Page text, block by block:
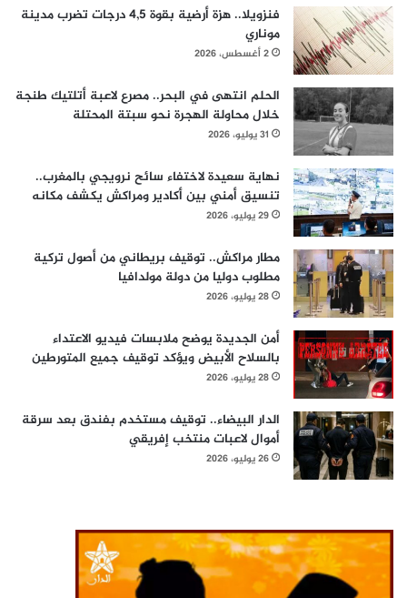
فنزويلا.. هزة أرضية بقوة 4,5 درجات تضرب مدينة
موناري
2 أغسطس، 2026
الحلم انتهى في البحر.. مصرع لاعبة أتلتيك طنجة
خلال محاولة الهجرة نحو سبتة المحتلة
31 يوليو، 2026
نهاية سعيدة لاختفاء سائح نرويجي بالمغرب..
تنسيق أمني بين أكادير ومراكش يكشف مكانه
29 يوليو، 2026
مطار مراكش.. توقيف بريطاني من أصول تركية
مطلوب دوليا من دولة مولدافيا
28 يوليو، 2026
أمن الجديدة يوضح ملابسات فيديو الاعتداء
بالسلاح الأبيض ويؤكد توقيف جميع المتورطين
28 يوليو، 2026
الدار البيضاء.. توقيف مستخدم بفندق بعد سرقة
أموال لاعبات منتخب إفريقي
26 يوليو، 2026